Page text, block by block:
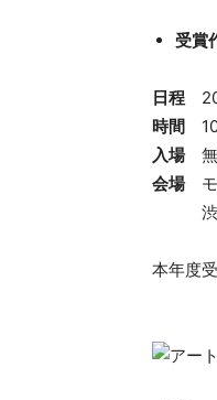
受賞
日程
時間
入場無
会場モ
渋谷
本年度